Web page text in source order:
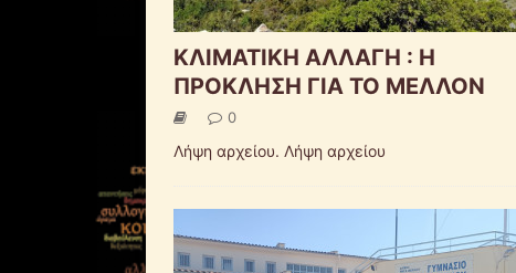
ΚΛΙΜΑΤΙΚΗ ΑΛΛΑΓΗ : Η
ΠΡΟΚΛΗΣΗ ΓΙΑ ΤΟ ΜΕΛΛΟΝ
0
Λήψη αρχείου. Λήψη αρχείου